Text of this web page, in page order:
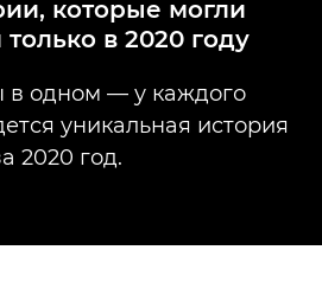
которые могли
в 2020 году
в одном — у каждого
уникальная история
2020 год.